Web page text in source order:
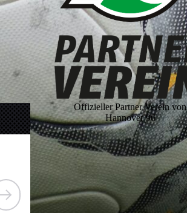
Offizieller Partner Verein von
Hannover 96